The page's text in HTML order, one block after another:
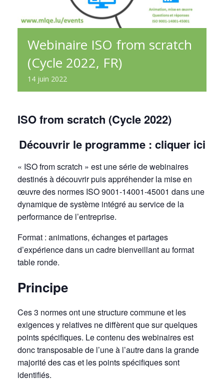
Webinaire ISO from scratch
(Cycle 2022, FR)
14 juin 2022
ISO from scratch (Cycle 2022)
Découvrir le programme : cliquer ici
« ISO from scratch » est une série de webinaires
destinés à découvrir puis appréhender la mise en
œuvre des normes ISO 9001-14001-45001 dans une
dynamique de système intégré au service de la
performance de l’entreprise.
Format : animations, échanges et partages
d’expérience dans un cadre bienveillant au format
table ronde.
Principe
Ces 3 normes ont une structure commune et les
exigences y relatives ne diffèrent que sur quelques
points spécifiques. Le contenu des webinaires est
donc transposable de l’une à l’autre dans la grande
majorité des cas et les points spécifiques sont
identifiés.